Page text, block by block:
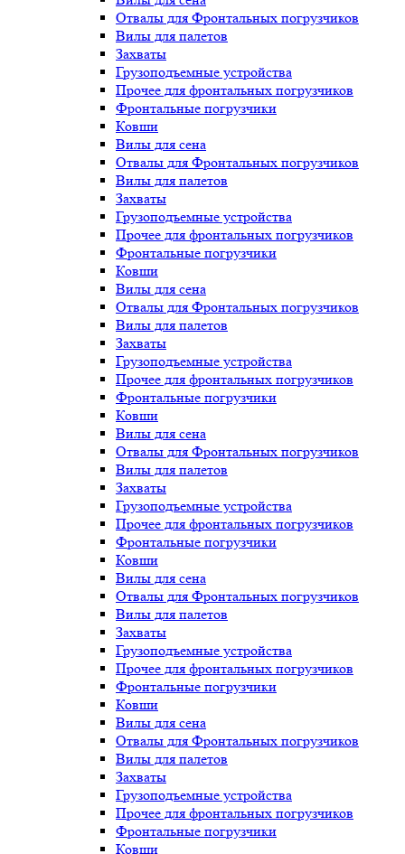
Отвалы для Фронтальных погрузчиков
Вилы для палетов
Захваты
Грузоподъемные устройства
Прочее для фронтальных погрузчиков
Фронтальные погрузчики
Ковши
Вилы для сена
Отвалы для Фронтальных погрузчиков
Вилы для палетов
Захваты
Грузоподъемные устройства
Прочее для фронтальных погрузчиков
Фронтальные погрузчики
Ковши
Вилы для сена
Отвалы для Фронтальных погрузчиков
Вилы для палетов
Захваты
Грузоподъемные устройства
Прочее для фронтальных погрузчиков
Фронтальные погрузчики
Ковши
Вилы для сена
Отвалы для Фронтальных погрузчиков
Вилы для палетов
Захваты
Грузоподъемные устройства
Прочее для фронтальных погрузчиков
Фронтальные погрузчики
Ковши
Вилы для сена
Отвалы для Фронтальных погрузчиков
Вилы для палетов
Захваты
Грузоподъемные устройства
Прочее для фронтальных погрузчиков
Фронтальные погрузчики
Ковши
Вилы для сена
Отвалы для Фронтальных погрузчиков
Вилы для палетов
Захваты
Грузоподъемные устройства
Прочее для фронтальных погрузчиков
Фронтальные погрузчики
Ковши